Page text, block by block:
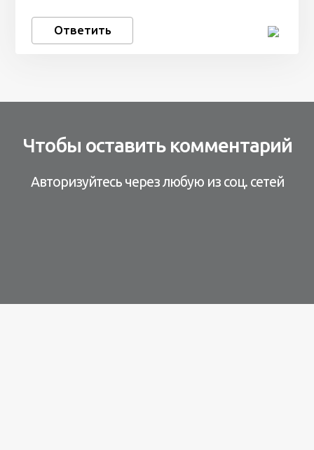
Ответить
Чтобы оставить комментарий
Авторизуйтесь через любую из соц. сетей